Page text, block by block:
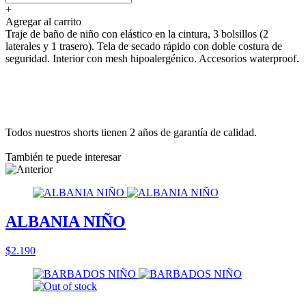
+
Agregar al carrito
Traje de baño de niño con elástico en la cintura, 3 bolsillos (2
laterales y 1 trasero). Tela de secado rápido con doble costura de
seguridad. Interior con mesh hipoalergénico. Accesorios waterproof.
Todos nuestros shorts tienen 2 años de garantía de calidad.
También te puede interesar
ALBANIA NIÑO
$2.190